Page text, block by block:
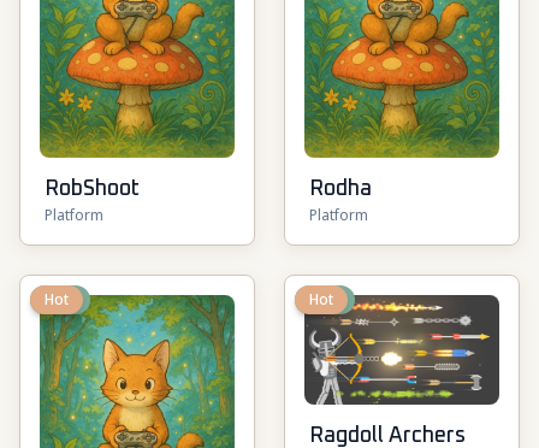
RobShoot
Platform
Rodha
Platform
New
Hot New
Hot
Ragdoll Archers